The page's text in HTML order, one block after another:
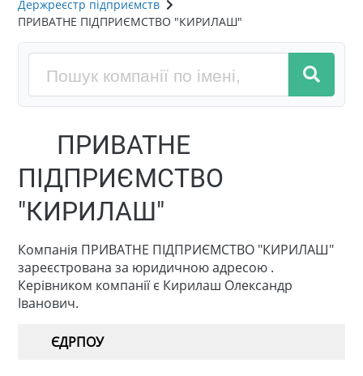
Держреєстр підприємств
ПРИВАТНЕ ПІДПРИЄМСТВО "КИРИЛАШ"
ПРИВАТНЕ
ПІДПРИЄМСТВО
"КИРИЛАШ"
Компанія ПРИВАТНЕ ПІДПРИЄМСТВО "КИРИЛАШ"
зареєстрована за юридичною адресою .
Керівником компанії є Кирилаш Олександр
Іванович.
ЄДРПОУ